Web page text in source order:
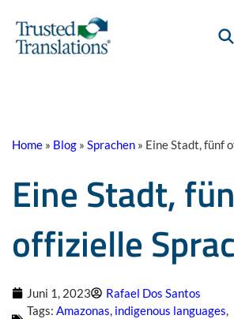
Home » Blog » Sprachen » Eine Stadt, fünf
Eine Stadt,
offizielle
Juni 1, 2023
Rafael Dos Santos
Tags: Amazonas, indigenous languages,